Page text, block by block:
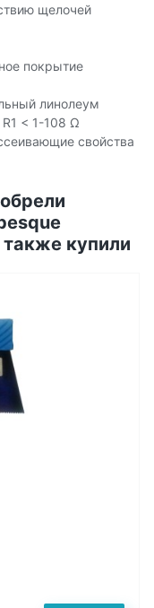
щелочей
покрытие
линолеум
< 1-108 Ω
свойства
купили